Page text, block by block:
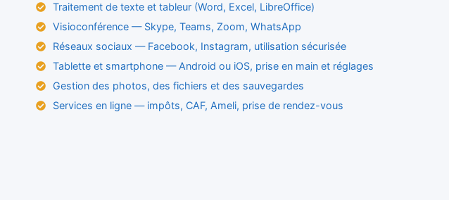
Traitement de texte et tableur (Word, Excel, LibreOffice)
Visioconférence — Skype, Teams, Zoom, WhatsApp
Réseaux sociaux — Facebook, Instagram, utilisation sécurisée
Tablette et smartphone — Android ou iOS, prise en main et réglages
Gestion des photos, des fichiers et des sauvegardes
Services en ligne — impôts, CAF, Ameli, prise de rendez-vous